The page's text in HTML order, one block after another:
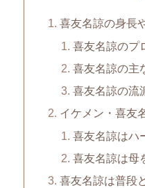
喜友名諒の身長
喜友名諒のプ
喜友名諒の主
喜友名諒の流
イケメン・喜友
喜友名諒はハ
喜友名諒は母
喜友名諒は普段